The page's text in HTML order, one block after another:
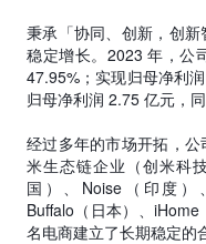
秉承「协同、创新，创
稳定增长。2023 年，公
47.95%；实现归母净利
归母净利润 2.75 亿元，
经过多年的市场开拓，
米生态链企业（创米科
国）、Noise（印度）
Buffalo（日本）、
名电商建立了长期稳定的